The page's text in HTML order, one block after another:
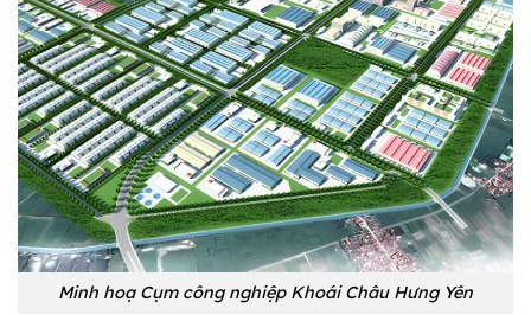
Minh hoạ Cụm công nghiệp Khoái Châu Hưng Yên